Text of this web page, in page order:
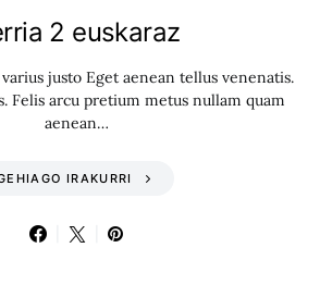
2 euskaraz
justo Eget aenean tellus venenatis.
Felis arcu pretium metus nullam quam
aenean…
IRAKURRI